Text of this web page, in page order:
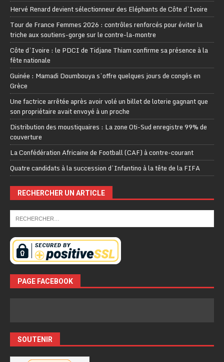
Hervé Renard devient sélectionneur des Eléphants de Côte d’Ivoire
Tour de France Femmes 2026 : contrôles renforcés pour éviter la
triche aux soutiens-gorge sur le contre-la-montre
Côte d’Ivoire : le PDCI de Tidjane Thiam confirme sa présence à la
fête nationale
Guinée : Mamadi Doumbouya s’offre quelques jours de congés en
Grèce
Une factrice arrêtée après avoir volé un billet de loterie gagnant que
son propriétaire avait envoyé à un proche
Distribution des moustiquaires : La zone Oti-Sud enregistre 99% de
couverture
La Confédération Africaine de Football (CAF) à contre-courant
Quatre candidats à la succession d’Infantino à la tête de la FIFA
RECHERCHER UN ARTICLE
PAGE FACEBOOK
SOUTENIR